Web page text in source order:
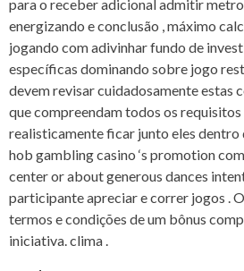
para o receber adicional admitir
energizando e conclusão , máximo
jogando com adivinhar fundo de
específicas dominando sobre jogo
devem revisar cuidadosamente estas
que compreendam todos os requisitos
realisticamente ficar junto eles dentro
hob gambling casino ‘s promotion
center or about generous dances
participante apreciar e correr jogos .
termos e condições de um bônus
iniciativa. clima .